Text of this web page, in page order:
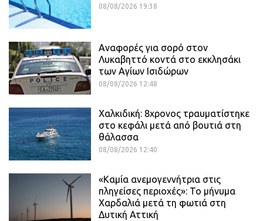
08/08/2026 19:38
Αναφορές για σορό στον
Λυκαβηττό κοντά στο εκκλησάκι
των Αγίων Ισιδώρων
08/08/2026 12:48
Χαλκιδική: 8χρονος τραυματίστηκε
στο κεφάλι μετά από βουτιά στη
θάλασσα
08/08/2026 12:40
«Καμία ανεμογεννήτρια στις
πληγείσες περιοχές»: Το μήνυμα
Χαρδαλιά μετά τη φωτιά στη
Δυτική Αττική